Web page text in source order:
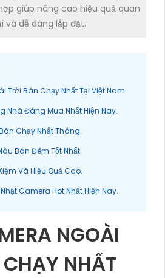
giúp nâng cao hiệu quả quan
và dễ dàng lắp đặt.
Trời Bán Chạy Nhất Tại Việt Nam.
Nhà Đáng Mua Nhất Hiện Nay.
Chạy Nhất Tháng.
Ban Đêm Tốt Nhất.
Và Hiệu Quả Cao.
Camera Hot Nhất Hiện Nay.
NGOÀI
NHẤT